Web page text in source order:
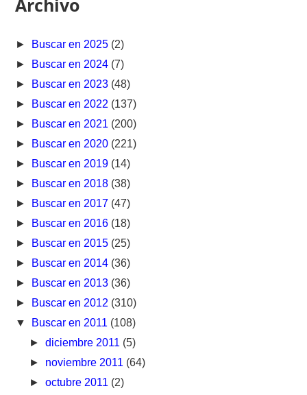
Archivo
► Buscar en 2025 (2)
► Buscar en 2024 (7)
► Buscar en 2023 (48)
► Buscar en 2022 (137)
► Buscar en 2021 (200)
► Buscar en 2020 (221)
► Buscar en 2019 (14)
► Buscar en 2018 (38)
► Buscar en 2017 (47)
► Buscar en 2016 (18)
► Buscar en 2015 (25)
► Buscar en 2014 (36)
► Buscar en 2013 (36)
► Buscar en 2012 (310)
▼ Buscar en 2011 (108)
► diciembre 2011 (5)
► noviembre 2011 (64)
► octubre 2011 (2)